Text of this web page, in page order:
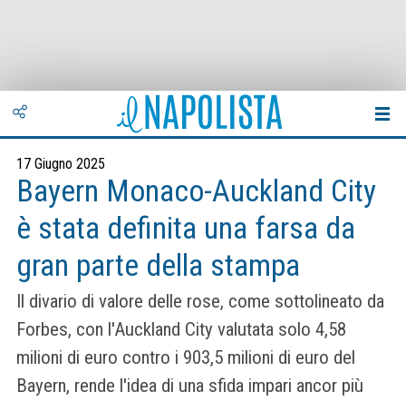
17 Giugno 2025
Bayern Monaco-Auckland City
è stata definita una farsa da
gran parte della stampa
Il divario di valore delle rose, come sottolineato da
Forbes, con l'Auckland City valutata solo 4,58
milioni di euro contro i 903,5 milioni di euro del
Bayern, rende l'idea di una sfida impari ancor più